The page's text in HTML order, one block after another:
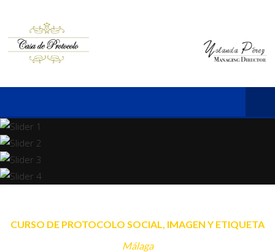
CURSO DE PROTOCOLO SOCIAL, IMAGEN Y ETIQUETA
Málaga